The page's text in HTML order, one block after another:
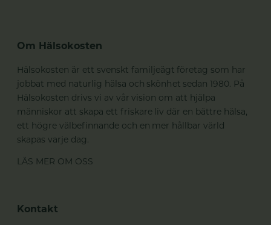
Om Hälsokosten
Hälsokosten är ett svenskt familjeägt företag som har
jobbat med naturlig hälsa och skönhet sedan 1980. På
Hälsokosten drivs vi av vår vision om att hjälpa
människor att skapa ett friskare liv där en bättre hälsa,
ett högre välbefinnande och en mer hållbar värld
skapas varje dag.
LÄS MER OM OSS
Kontakt